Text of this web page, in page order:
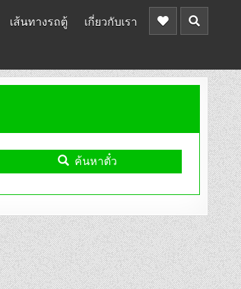
เส้นทางรถตู้ เกี่ยวกับเรา
ค้นหาตั๋ว